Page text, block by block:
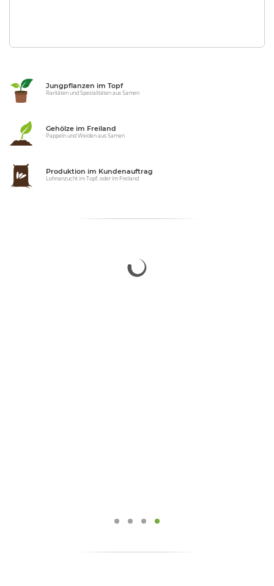
Jungpflanzen im Topf
Raritäten und Spezialitäten aus Samen
Gehölze im Freiland
Pappeln und Weiden aus Samen
Produktion im Kundenauftrag
Lohnanzucht im Topf, oder im Freiland